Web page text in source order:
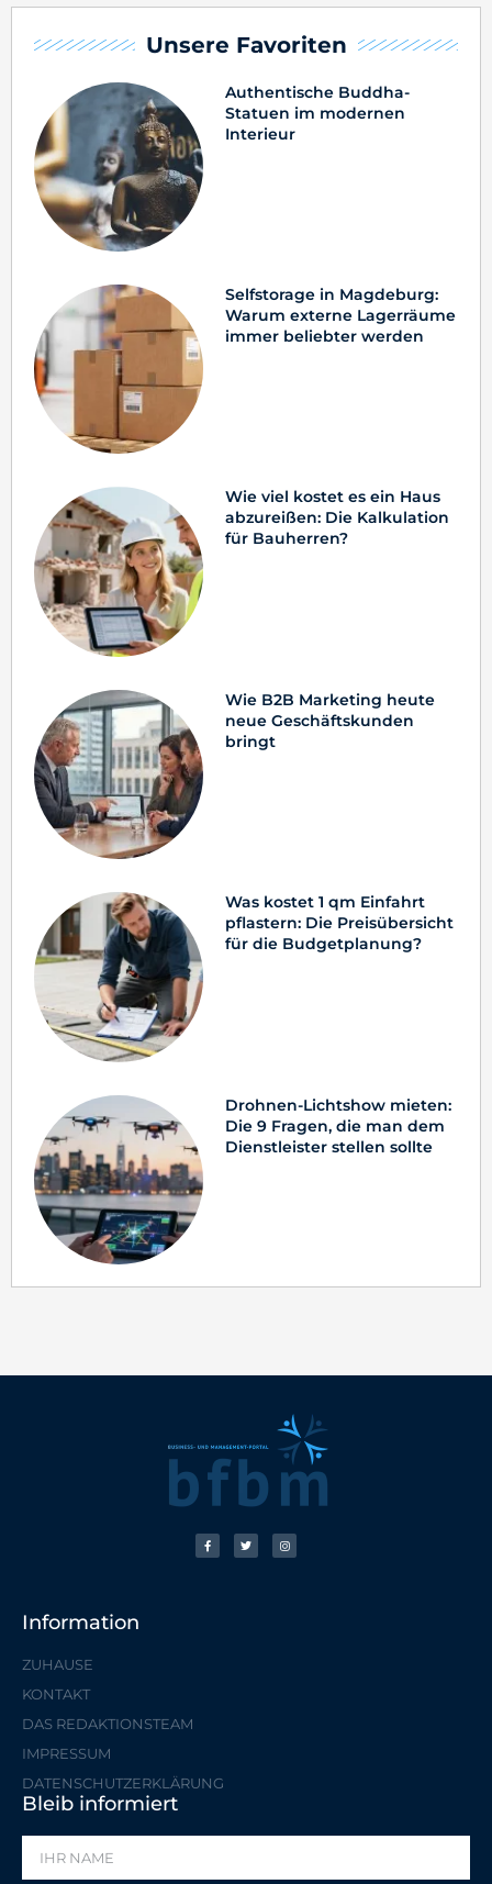
Unsere Favoriten
Authentische Buddha-
Statuen im modernen
Interieur
Selfstorage in Magdeburg:
Warum externe Lagerräume
immer beliebter werden
Wie viel kostet es ein Haus
abzureißen: Die Kalkulation
für Bauherren?
Wie B2B Marketing heute
neue Geschäftskunden
bringt
Was kostet 1 qm Einfahrt
pflastern: Die Preisübersicht
für die Budgetplanung?
Drohnen-Lichtshow mieten:
Die 9 Fragen, die man dem
Dienstleister stellen sollte
Information
ZUHAUSE
KONTAKT
DAS REDAKTIONSTEAM
IMPRESSUM
DATENSCHUTZERKLÄRUNG
Bleib informiert